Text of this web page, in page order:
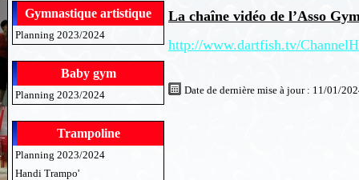
Gymnastique artistique
Planning 2023/2024
Baby gym
Planning 2023/2024
Trampoline
Planning 2023/2024
Handi Trampo'
La chaîne vidéo de l’Asso
http://www.dartfish.tv/
Date de dernière mise à jour : 11/01/